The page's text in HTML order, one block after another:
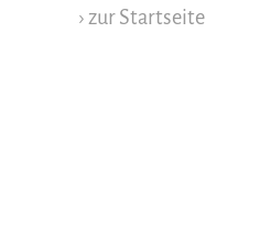
› zur Startseite